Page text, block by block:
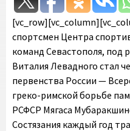
спортсмен Центра
команд Севастополя, под
Виталия Левадного стал
первенства России —
греко-римской борьбе
РСФСР Мягаса
Состязания каждый год